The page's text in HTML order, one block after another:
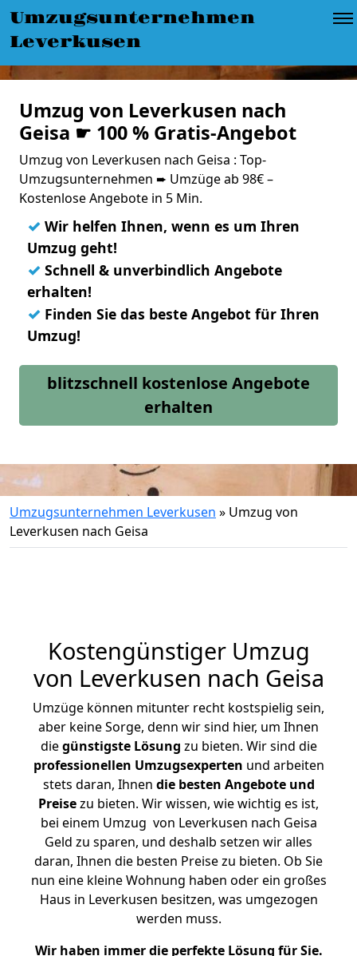
Umzugsunternehmen
Leverkusen
Umzug von Leverkusen nach
Geisa ☛ 100 % Gratis-Angebot
Umzug von Leverkusen nach Geisa : Top-
Umzugsunternehmen ➨ Umzüge ab 98€ –
Kostenlose Angebote in 5 Min.
✓ Wir helfen Ihnen, wenn es um Ihren
Umzug geht!
✓ Schnell & unverbindlich Angebote
erhalten!
✓ Finden Sie das beste Angebot für Ihren
Umzug!
blitzschnell kostenlose Angebote
erhalten
Umzugsunternehmen Leverkusen » Umzug von
Leverkusen nach Geisa
Kostengünstiger Umzug
von Leverkusen nach Geisa
Umzüge können mitunter recht kostspielig sein,
aber keine Sorge, denn wir sind hier, um Ihnen
diegünstigste Lösung zu bieten. Wir sind die
professionellen Umzugsexperten und arbeiten
stets daran, Ihnen die besten Angebote und
Preisezu bieten. Wir wissen, wie wichtig es ist,
bei einem Umzug von Leverkusen nach Geisa
Geld zu sparen, und deshalb setzen wir alles
daran, Ihnen die besten Preise zu bieten. Ob Sie
nun eine kleine Wohnung haben oder ein großes
Haus in Leverkusen besitzen, was umgezogen
werden muss.
Wir haben immer die perfekte Lösung für Sie.